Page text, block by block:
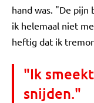
hand was. "De
ik helemaal niet
heftig dat ik
"Ik
snijden."